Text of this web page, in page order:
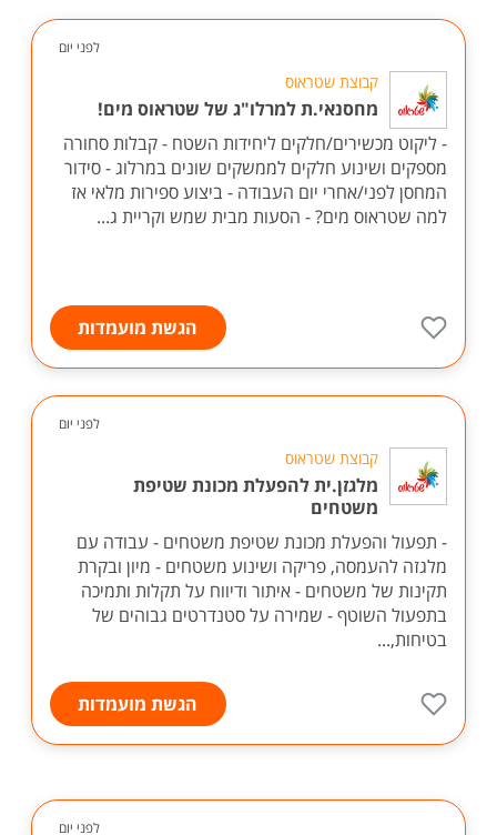
לפני יום
קבוצת שטראוס
מחסנאי.ת למרלו"ג של שטראוס מים!
- ליקוט מכשירים/חלקים ליחידות השטח - קבלות סחורה
מספקים ושינוע חלקים לממשקים שונים במרלוג - סידור
המחסן לפני/אחרי יום העבודה - ביצוע ספירות מלאי אז
למה שטראוס מים? - הסעות מבית שמש וקריית ג...
הגשת מועמדות
לפני יום
קבוצת שטראוס
מלגזן.ית להפעלת מכונת שטיפת
משטחים
- תפעול והפעלת מכונת שטיפת משטחים - עבודה עם
מלגזה להעמסה, פריקה ושינוע משטחים - מיון ובקרת
תקינות של משטחים - איתור ודיווח על תקלות ותמיכה
בתפעול השוטף - שמירה על סטנדרטים גבוהים של
בטיחות,...
הגשת מועמדות
לפני יום